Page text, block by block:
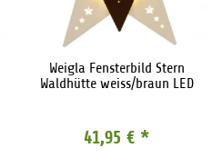
Weigla Fensterbild Stern
Waldhütte weiss/braun LED
41,95 € *